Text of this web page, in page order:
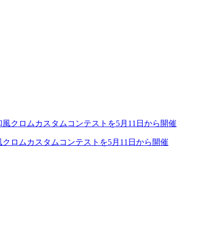
ロムカスタムコンテストを5月11日から開催